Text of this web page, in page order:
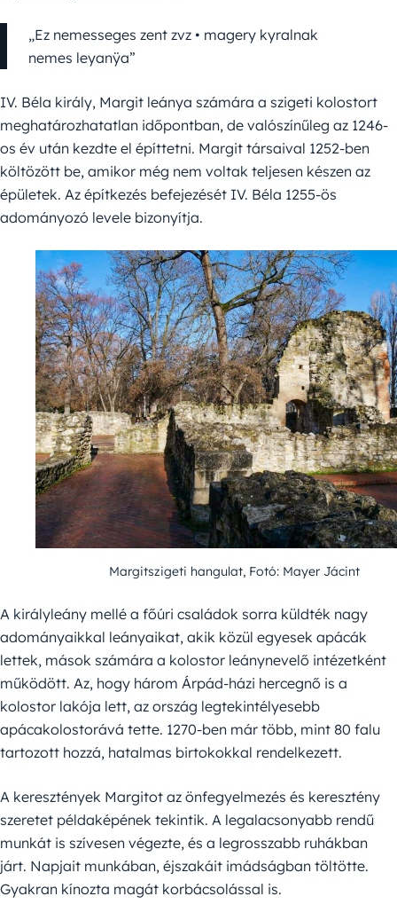
„Ez nemesseges zent zvz • magery kyralnak
nemes leyanÿa”
IV. Béla király, Margit leánya számára a szigeti kolostort
meghatározhatatlan időpontban, de valószínűleg az 1246-
os év után kezdte el építtetni. Margit társaival 1252-ben
költözött be, amikor még nem voltak teljesen készen az
épületek. Az építkezés befejezését IV. Béla 1255-ös
adományozó levele bizonyítja.
Margitszigeti hangulat, Fotó: Mayer Jácint
A királyleány mellé a főúri családok sorra küldték nagy
adományaikkal leányaikat, akik közül egyesek apácák
lettek, mások számára a kolostor leánynevelő intézetként
működött. Az, hogy három Árpád-házi hercegnő is a
kolostor lakója lett, az ország legtekintélyesebb
apácakolostorává tette. 1270-ben már több, mint 80 falu
tartozott hozzá, hatalmas birtokokkal rendelkezett.
A keresztények Margitot az önfegyelmezés és keresztény
szeretet példaképének tekintik. A legalacsonyabb rendű
munkát is szívesen végezte, és a legrosszabb ruhákban
járt. Napjait munkában, éjszakáit imádságban töltötte.
Gyakran kínozta magát korbácsolással is.